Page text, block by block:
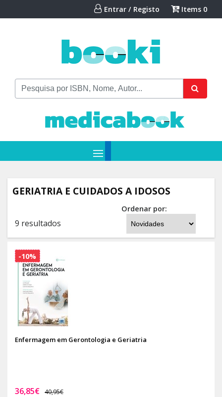
Entrar / Registo Items 0
GERIATRIA E CUIDADOS A IDOSOS
9 resultados
Ordenar por:
Enfermagem em Gerontologia e Geriatria
36,85€ 40,95€
-10%